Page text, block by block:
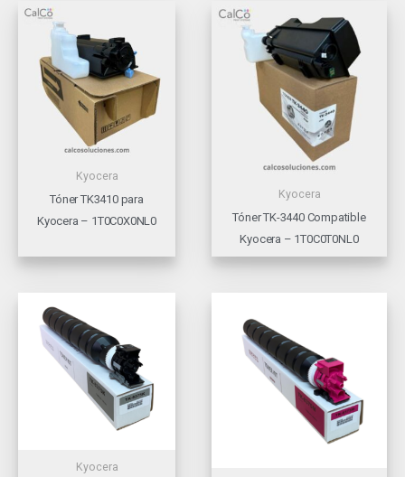
Kyocera
Tóner TK3410 para
Kyocera – 1T0C0X0NL0
Kyocera
Tóner TK-3440 Compatible
Kyocera – 1T0C0T0NL0
Kyocera